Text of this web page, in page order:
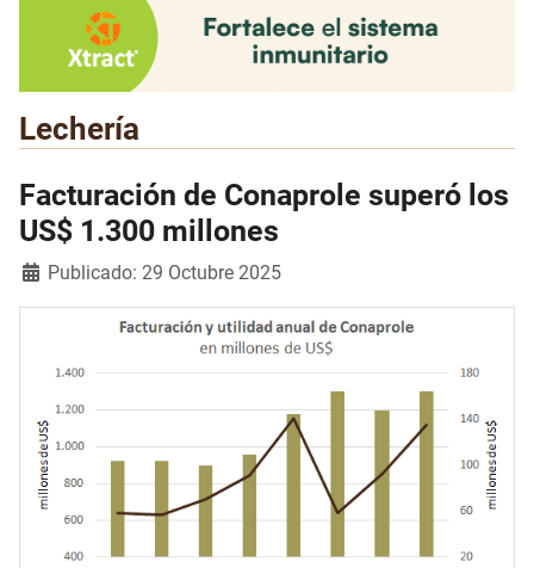
Lechería
Facturación de Conaprole superó los
US$ 1.300 millones
Detalles
Publicado: 29 Octubre 2025